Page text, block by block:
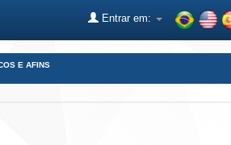
Entrar em:
E AFINS